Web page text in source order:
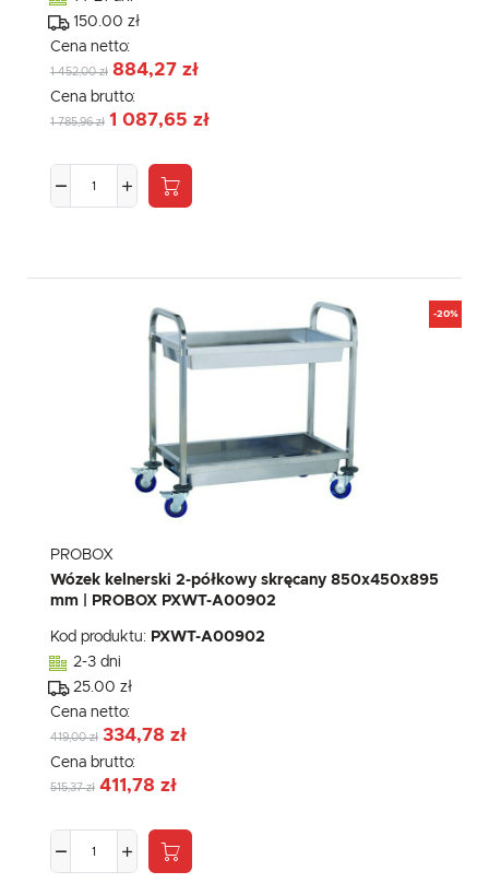
150.00 zł
Cena netto:
1 452,00 zł 884,27 zł
Cena brutto:
1 785,96 zł 1 087,65 zł
-20%
PROBOX
Wózek kelnerski 2-półkowy skręcany 850x450x895
mm | PROBOX PXWT-A00902
Kod produktu: PXWT-A00902
2-3 dni
25.00 zł
Cena netto:
419,00 zł 334,78 zł
Cena brutto:
515,37 zł 411,78 zł